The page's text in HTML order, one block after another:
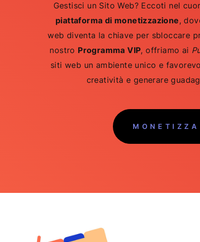
Gestisci un Sito Web? Eccoti nel
piattaforma di monetizzazione,
web diventa la chiave per sbloccare
nostro Programma VIP, offriamo ai
siti web un ambiente unico e
creatività e generare
MONETIZZA